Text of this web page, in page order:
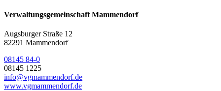
Verwaltungsgemeinschaft Mammendorf
Augsburger Straße 12
82291 Mammendorf
08145 84-0
08145 1225
info@vgmammendorf.de
www.vgmammendorf.de